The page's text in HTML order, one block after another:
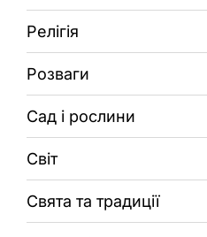
Релігія
Розваги
Сад і рослини
Світ
Свята та традиції